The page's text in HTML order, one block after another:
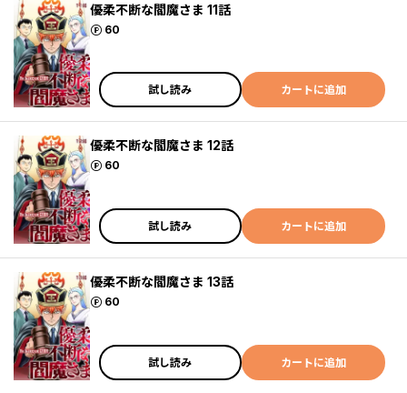
優柔不断な閻魔さま 11話
60
ポイント
試し読み カートに追加
優柔不断な閻魔さま 12話
60
ポイント
試し読み カートに追加
優柔不断な閻魔さま 13話
60
ポイント
試し読み カートに追加